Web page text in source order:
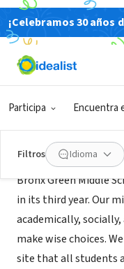
¡Celebramos 30 años
Participa Encuentra
Filtros Idioma
ORGANIZACIÓN
Bronx Green
Acerca de
Bronx Green Middle
in its third year. Our
academically,
make wise choices.
site that all students